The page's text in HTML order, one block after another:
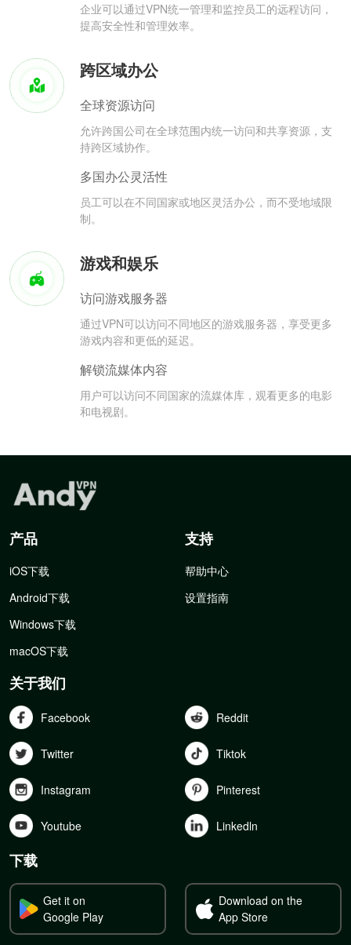
企业可以通过VPN统一管理和监控员工的远程访问，
提高安全性和管理效率。
跨区域办公
全球资源访问
允许跨国公司在全球范围内统一访问和共享资源，支
持跨区域协作。
多国办公灵活性
员工可以在不同国家或地区灵活办公，而不受地域限
制。
游戏和娱乐
访问游戏服务器
通过VPN可以访问不同地区的游戏服务器，享受更多
游戏内容和更低的延迟。
解锁流媒体内容
用户可以访问不同国家的流媒体库，观看更多的电影
和电视剧。
产品
iOS下载
Android下载
Windows下载
macOS下载
支持
帮助中心
设置指南
关于我们
Facebook Reddit
Twitter Tiktok
Instagram Pinterest
Youtube Linkedln
下载
Get it on
Google Play
Download on the
App Store